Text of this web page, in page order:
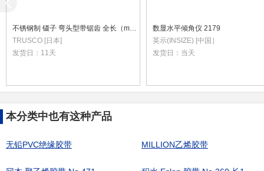
不锈钢制 镊子 弯头型带锯齿 全长（mm） 125到300
TRUSCO [日本]
发货日： 11天
数显水平倾角仪 2179
英示(INSIZE) [中国］
发货日： 当天
本分类中也有这种产品
无铅PVC绝缘胶带 MILLION乙烯胶带